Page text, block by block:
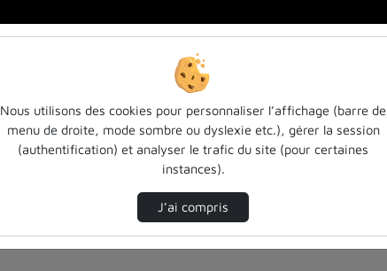
Nous utilisons des cookies pour personnaliser l’affichage (barre de
menu de droite, mode sombre ou dyslexie etc.), gérer la session
(authentification) et analyser le trafic du site (pour certaines
instances).
J’ai compris